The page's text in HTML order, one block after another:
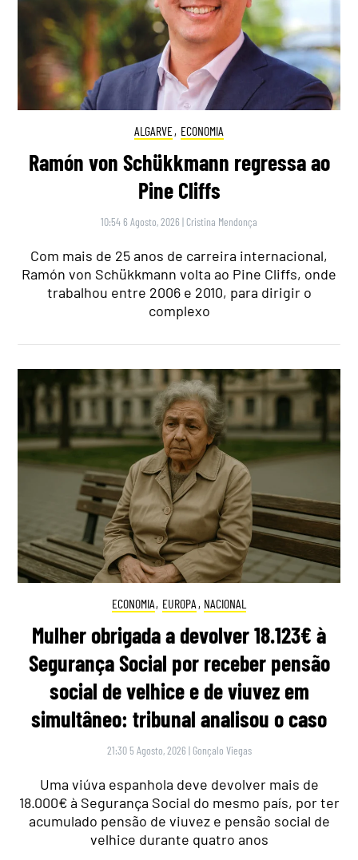
ALGARVE, ECONOMIA
Ramón von Schükkmann regressa ao
Pine Cliffs
10:54 6 Agosto, 2026 | Cristina Mendonça
Com mais de 25 anos de carreira internacional,
Ramón von Schükkmann volta ao Pine Cliffs, onde
trabalhou entre 2006 e 2010, para dirigir o
complexo
ECONOMIA, EUROPA , NACIONAL
Mulher obrigada a devolver 18.123€ à
Segurança Social por receber pensão
social de velhice e de viuvez em
simultâneo: tribunal analisou o caso
21:30 5 Agosto, 2026 | Gonçalo Viegas
Uma viúva espanhola deve devolver mais de
18.000€ à Segurança Social do mesmo país, por ter
acumulado pensão de viuvez e pensão social de
velhice durante quatro anos